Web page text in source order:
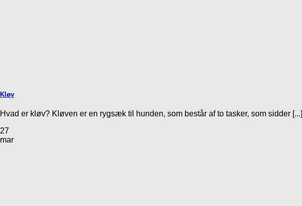
Kløv
Hvad er kløv? Kløven er en rygsæk til hunden, som består af to tasker, som sidder [...]
27
mar